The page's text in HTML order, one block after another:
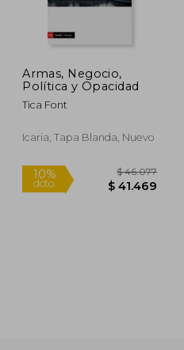
Armas, Negocio,
Política y Opacidad
Tica Font
Icaria, Tapa Blanda, Nuevo